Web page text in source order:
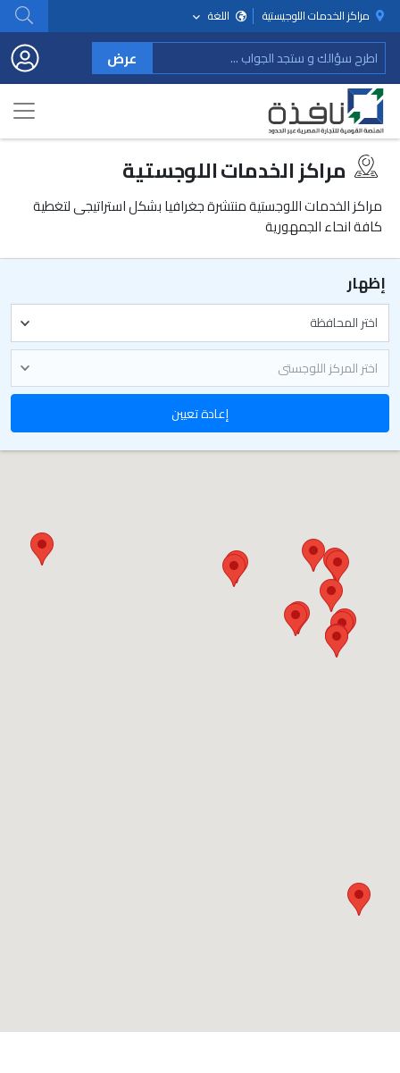
مراكز الخدمات اللوجيستية اللغة
عرض
مراكز الخدمات اللوجستية
مراكز الخدمات اللوجستية منتشرة جغرافيا بشكل استراتيجى لتغطية
كافة انحاء الجمهورية
إظهار
إعادة تعيين